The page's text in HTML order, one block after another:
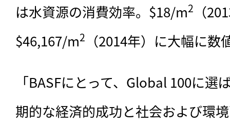
は水資源の消費効率。$18/m2
（
$46,167/m2 （2014年）に大幅に
「BASFにとって、Global 100に選
期的な経済的成功と社会および環